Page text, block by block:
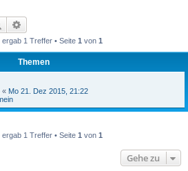
Suche
ergab 1 Treffer • Seite 1 von 1
Themen
« Mo 21. Dez 2015, 21:22
ergab 1 Treffer • Seite 1 von 1
Gehe zu